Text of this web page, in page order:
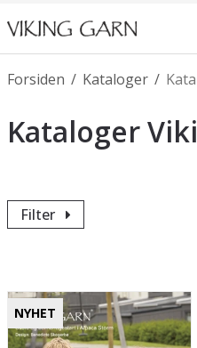
/
Forsiden /
Kataloger
Kataloger
Filter
NYHET